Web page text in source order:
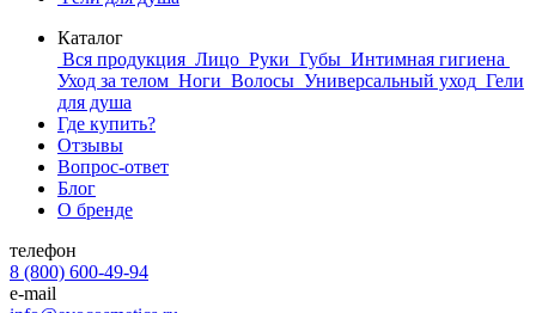
Каталог
Вся продукция Лицо Руки Губы Интимная гигиена
Уход за телом Ноги Волосы Универсальный уход Гели
для душа
Где купить?
Отзывы
Вопрос-ответ
Блог
О бренде
телефон
8 (800) 600-49-94
e-mail